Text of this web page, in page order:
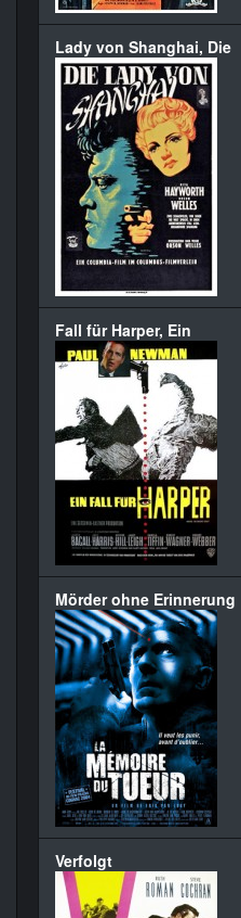
Lady von Shanghai, Die
Fall für Harper, Ein
Mörder ohne Erinnerung
Verfolgt